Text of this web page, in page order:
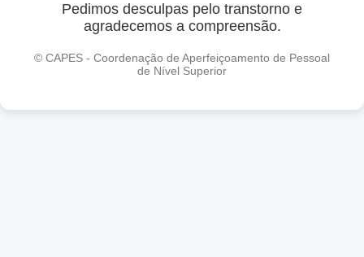
Pedimos desculpas pelo transtorno e
agradecemos a compreensão.
© CAPES - Coordenação de Aperfeiçoamento de Pessoal
de Nível Superior